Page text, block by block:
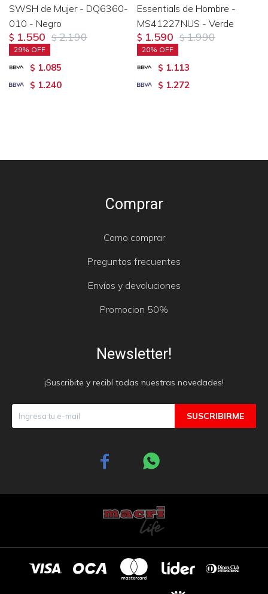
SWSH de Mujer - DQ6360-
010 - Negro
$ 1.550 $ 2.190
29
$ 1.085
$ 1.240
Essentials de Hombre -
MS41227NUS - Verde
$ 1.590 $ 1.990
20
$ 1.113
$ 1.272
Comprar
Como comprar
Preguntas frecuentes
Envíos y devoluciones
Promocion 50%
Newsletter!
¡Suscribite y recibí todas nuestras novedades!
SUSCRIBIRME
 